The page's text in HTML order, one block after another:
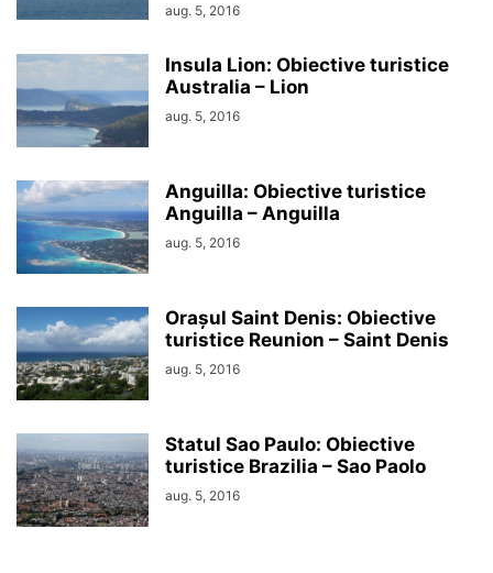
aug. 5, 2016
Insula Lion: Obiective turistice
Australia – Lion
aug. 5, 2016
Anguilla: Obiective turistice
Anguilla – Anguilla
aug. 5, 2016
Orașul Saint Denis: Obiective
turistice Reunion – Saint Denis
aug. 5, 2016
Statul Sao Paulo: Obiective
turistice Brazilia – Sao Paolo
aug. 5, 2016